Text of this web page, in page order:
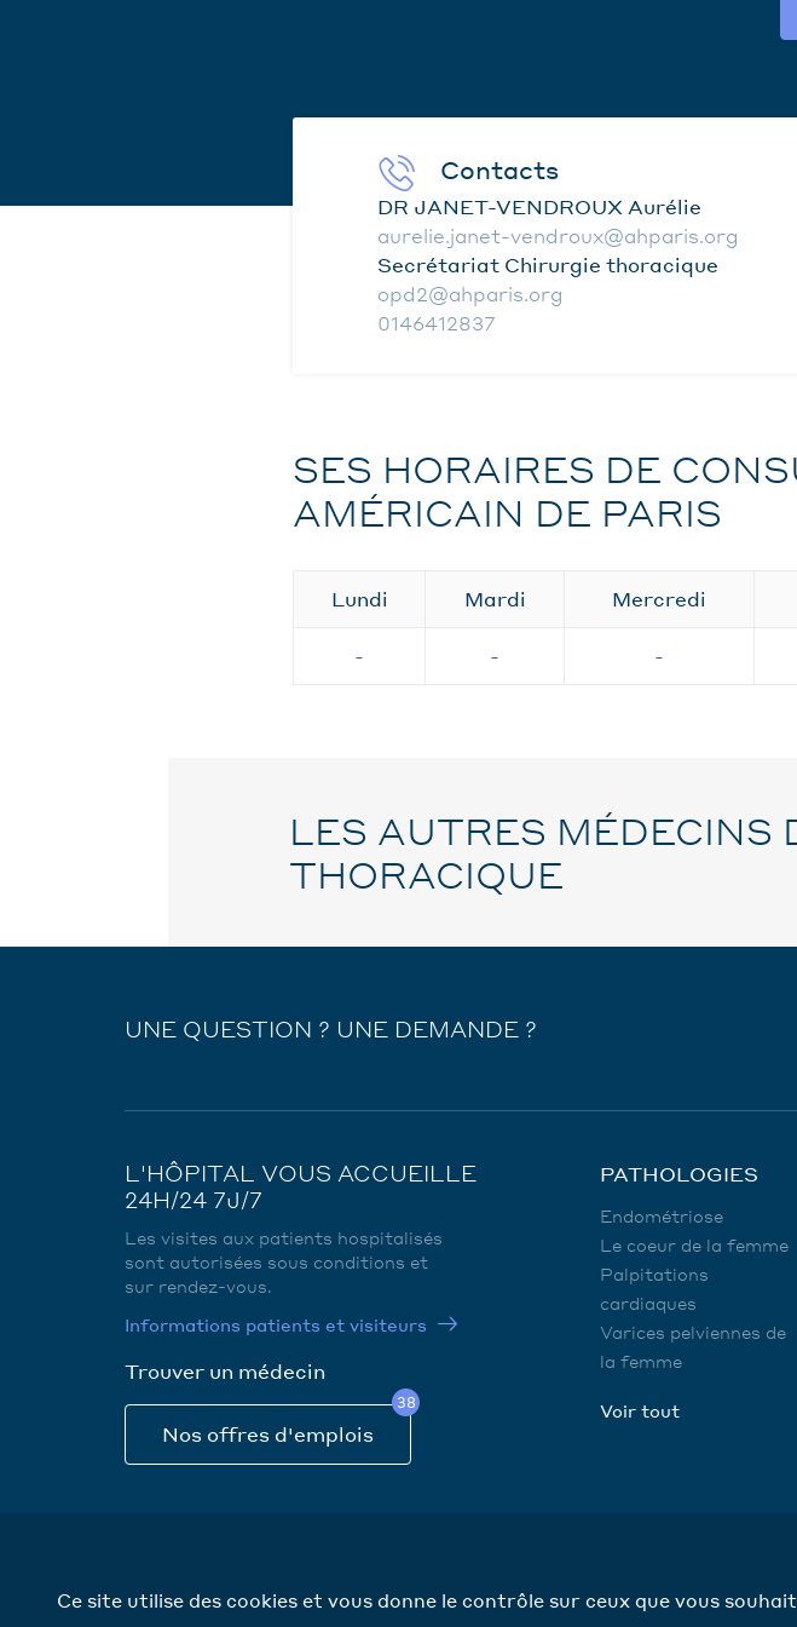
Contacts
DR JANET-VENDROUX Aurélie
aurelie.janet-vendroux@ahparis.org
Secrétariat Chirurgie thoracique
opd2@ahparis.org
0146412837
SES HORAIRES DE
AMÉRICAIN DE PARIS
Lundi Mardi Mercredi
- - -
LES AUTRES MÉDECINS
THORACIQUE
UNE QUESTION ? UNE DEMANDE ?
L'HÔPITAL VOUS ACCUEILLE
24H/24 7J/7
Les visites aux patients hospitalisés
sont autorisées sous conditions et
sur rendez-vous.
Informations patients et visiteurs
Trouver un médecin
Nos offres d'emplois
38
PATHOLOGIES
Endométriose
Le coeur de la femme
Palpitations
cardiaques
Varices pelviennes de
la femme
Voir tout
Ce site utilise des cookies et vous donne le contrôle sur ceux que vous